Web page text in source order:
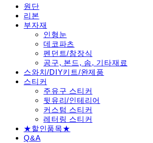
원단
리본
부자재
인형눈
데코파츠
펜던트/참장식
공구, 본드, 솜, 기타재료
스와치/DIY키트/완제품
스티커
주유구 스티커
뒷유리/인테리어
커스텀 스티커
레터링 스티커
★할인품목★
Q&A